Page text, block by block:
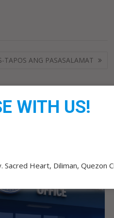
TAPOS ANG PASASALAMAT
WITH US!
Sacred Heart, Diliman, Quezon